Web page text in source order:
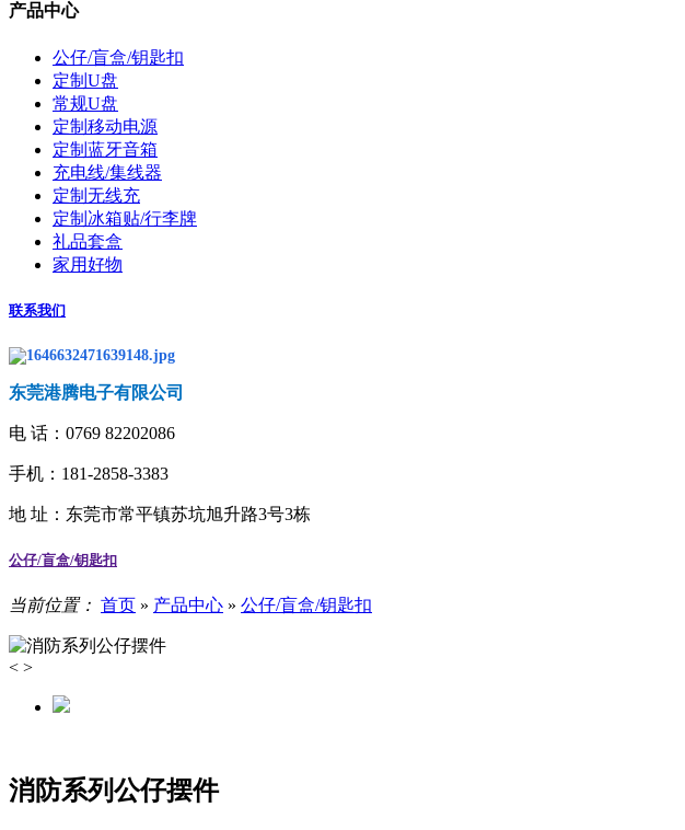
产品中心
公仔/盲盒/钥匙扣
定制U盘
常规U盘
定制移动电源
定制蓝牙音箱
充电线/集线器
定制无线充
定制冰箱贴/行李牌
礼品套盒
家用好物
联系我们
东莞港腾电子有限公司
电 话： 0769 82202086
手机：181-2858-3383
地 址： 东莞市常平镇苏坑旭升路3号3栋
公仔/盲盒/钥匙扣
当前位置： 首页 » 产品中心 » 公仔/盲盒/钥匙扣
< >
消防系列公仔摆件